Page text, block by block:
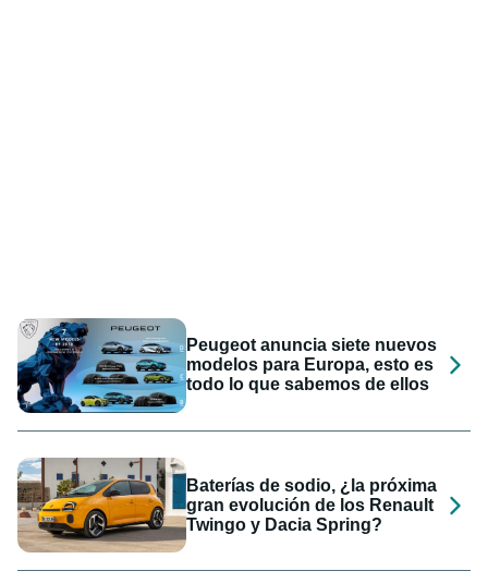
Peugeot anuncia siete nuevos
modelos para Europa, esto es
todo lo que sabemos de ellos
Baterías de sodio, ¿la próxima
gran evolución de los Renault
Twingo y Dacia Spring?